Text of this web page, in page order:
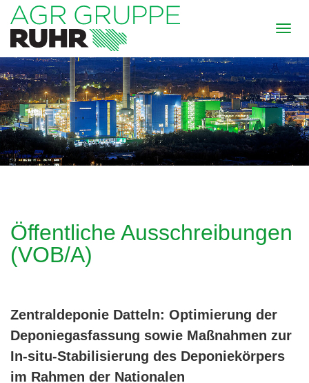
Öffentliche Ausschreibungen
(VOB/A)
Zentraldeponie Datteln: Optimierung der
Deponiegasfassung sowie Maßnahmen zur
In-situ-Stabilisierung des Deponiekörpers
im Rahmen der Nationalen